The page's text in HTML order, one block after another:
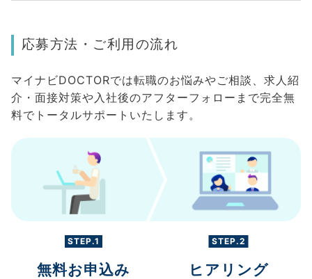
応募方法・ご利用の流れ
マイナビDOCTORでは転職のお悩みやご相談、求人紹
介・面接対策や入社後のアフターフォローまで完全無
料でトータルサポートいたします。
STEP.1
無料お申込み
STEP.2
ヒアリング